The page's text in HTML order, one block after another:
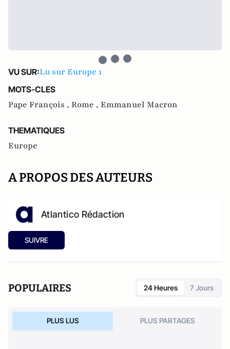
VU SUR:Lu sur Europe 1
MOTS-CLES
Pape François , Rome , Emmanuel Macron
THEMATIQUES
Europe
A PROPOS DES AUTEURS
Atlantico Rédaction
SUIVRE
POPULAIRES 24 Heures 7 Jours
PLUS LUS PLUS PARTAGES